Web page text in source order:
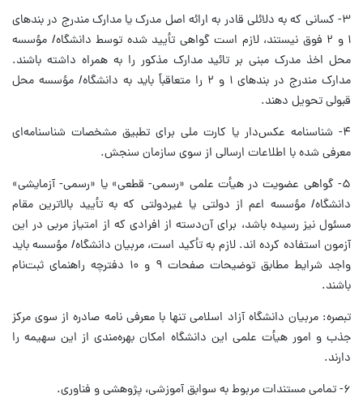
۳- کسانی که به دلائلی قادر به ارائه اصل مدرک یا مدارک‌ مندرج در بندهای
۱ و ۲ فوق نیستند، لازم است گواهی تأیید شده توسط دانشگاه/ مؤسسه
محل اخذ مدرک مبنی بر تائید مدارک مذکور را به همراه داشته باشند.
مدارک مندرج در بندهای ۱ و ۲ را متعاقباً باید به دانشگاه/ مؤسسه محل
قبولی تحویل دهند.
۴- شناسنامه عکس‌دار یا کارت ملی برای تطبیق مشخصات شناسنامه‌ای
معرفی شده با اطلاعات ارسالی از سوی سازمان سنجش.
۵- گواهی عضویت در هیأت علمی «رسمی- قطعی» یا «رسمی- آزمایشی»
دانشگاه‌/ مؤسسه اعم از دولتی یا غیردولتی که به تأیید بالاترین مقام
مسئول نیز رسیده باشد، برای آن‌دسته از افرادی که از امتیاز مربی در این
آزمون استفاده کرده اند. لازم به تأکید است، مربیان دانشگاه‌/ مؤسسه باید
واجد شرایط مطابق توضیحات صفحات ۹ و ۱۰ دفترچه راهنمای ثبت‌نام
باشند.
تبصره: مربیان دانشگاه آزاد اسلامی تنها با معرفی نامه صادره از سوی مرکز
جذب و امور هیأت علمی این دانشگاه امکان بهره‌مندی از این سهیمه را
دارند.
۶- تمامی مستندات مربوط به سوابق آموزشی، پژوهشی و فناوری.